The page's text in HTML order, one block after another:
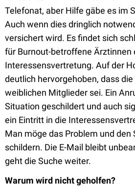
Telefonat, aber Hilfe gäbe es im
Auch wenn dies dringlich
versichert wird. Es findet sich
für Burnout-betroffene Ärztinnen
Interessensvertretung. Auf der
deutlich hervorgehoben, dass
weiblichen Mitglieder sei. Ein
Situation geschildert und auch
ein Eintritt in die
Man möge das Problem und den
schildern. Die E-Mail bleibt
geht die Suche weiter.
Warum wird nicht geholfen?